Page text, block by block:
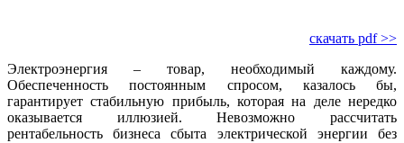
скачать pdf >>
Электроэнергия – товар, необходимый каждому.
Обеспеченность постоянным спросом, казалось бы,
гарантирует стабильную прибыль, которая на деле нередко
оказывается иллюзией. Невозможно рассчитать
рентабельность бизнеса сбыта электрической энергии без